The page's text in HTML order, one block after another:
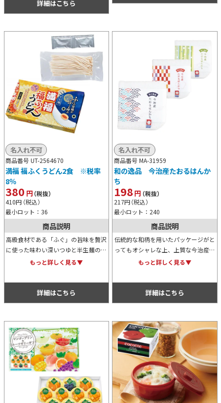
詳細はこちら
商品番号 UT-2564670
満福 福ふくうどん2食 ※税率
8％
380 円（税抜）
410円（税込）
最小ロット：36
名入れ不可
商品説明
高級食材である「ふぐ」の旨味を贅沢
に使った味わい深いつゆと半生麺の相
性抜群のうどん2食入り。ふぐと福を
も◎！イベント特典用や景品用にもお
もっと詳しく見る▼
詳細はこちら
商品番号 MA-31959
和の逸品 今治産たおるはんか
ち
198円（税抜）
217円（税込）
最小ロット：240
名入れ不可
商品説明
伝統的な和柄を用いたパッケージがと
ってもオシャレな上、上質な今治産タ
オルハンカチを使用した、ちょっとし
す。特典や景品用としても人気です。
もっと詳しく見る▼
詳細はこちら